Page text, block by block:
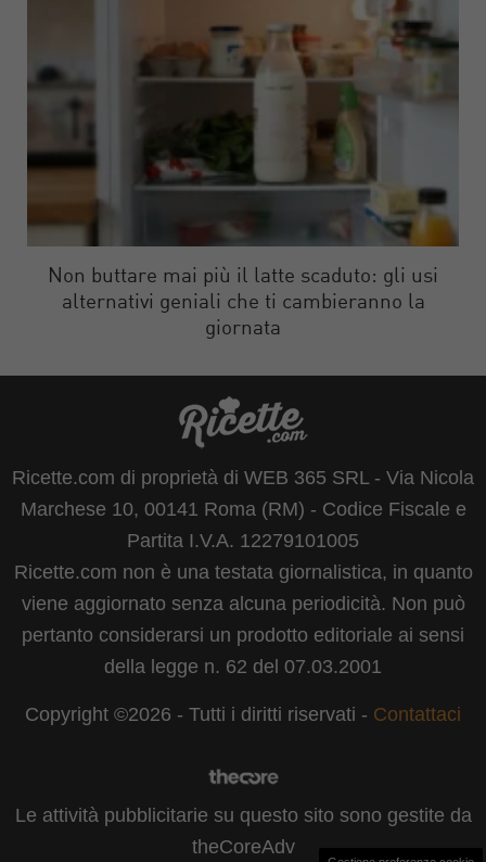
Non buttare mai più il latte scaduto: gli usi
alternativi geniali che ti cambieranno la
giornata
Ricette.com di proprietà di WEB 365 SRL - Via Nicola
Marchese 10, 00141 Roma (RM) - Codice Fiscale e
Partita I.V.A. 12279101005
Ricette.com non è una testata giornalistica, in quanto
viene aggiornato senza alcuna periodicità. Non può
pertanto considerarsi un prodotto editoriale ai sensi
della legge n. 62 del 07.03.2001
Copyright ©2026 - Tutti i diritti riservati - Contattaci
Le attività pubblicitarie su questo sito sono gestite da
theCoreAdv